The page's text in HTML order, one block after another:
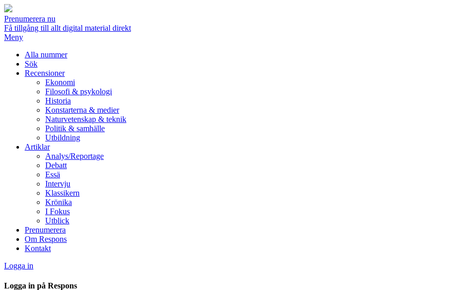
Prenumerera nu
Få tillgång till allt digital material direkt
Meny
Alla nummer
Sök
Recensioner
Ekonomi
Filosofi & psykologi
Historia
Konstarterna & medier
Naturvetenskap & teknik
Politik & samhälle
Utbildning
Artiklar
Analys/Reportage
Debatt
Essä
Intervju
Klassikern
Krönika
I Fokus
Utblick
Prenumerera
Om Respons
Kontakt
Logga in
Logga in på Respons